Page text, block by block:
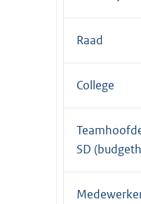
Raad
College
SD